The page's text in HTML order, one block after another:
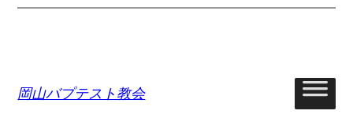
岡山バプテスト教会